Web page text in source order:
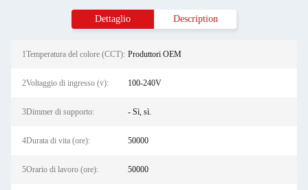
Dettaglio Description
1Temperatura del colore (CCT): Produttori OEM
2Voltaggio di ingresso (v): 100-240V
3Dimmer di supporto: - Sì, sì.
4Durata di vita (ore): 50000
5Orario di lavoro (ore): 50000